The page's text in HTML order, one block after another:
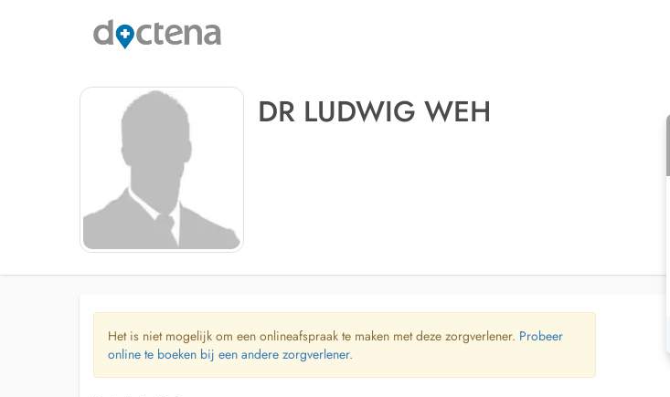
DR LUDWIG WEH
Het is niet mogelijk om een onlineafspraak te maken met deze zorgverlener. Probeer
online te boeken bij een andere zorgverlener.